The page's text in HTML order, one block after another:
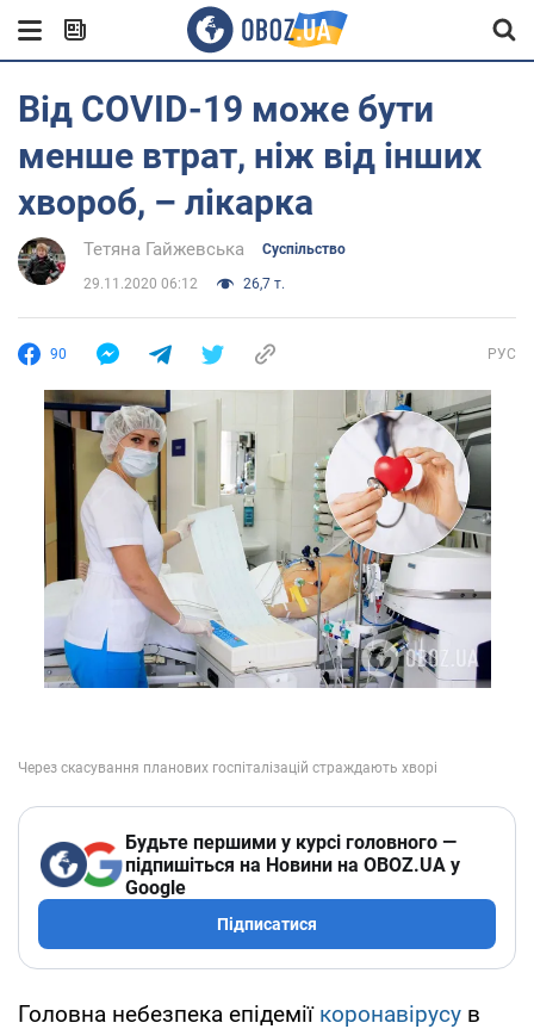
Від COVID-19 може бути
менше втрат, ніж від інших
хвороб, – лікарка
Тетяна Гайжевська Суспільство
29.11.2020 06:12 26,7 т.
90 РУС
Будьте першими у курсі головного —
підпишіться на Новини на OBOZ.UA у
Google
Підписатися
Головна небезпека епідемії коронавірусу в